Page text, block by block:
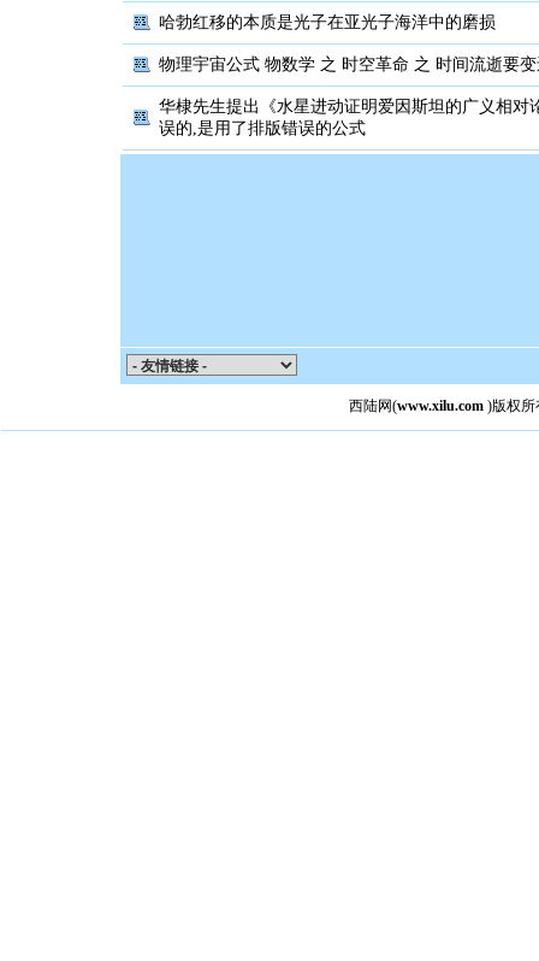
哈勃红移的本质是光子在亚光子海洋中的磨损
物理宇宙公式 物数学 之 时空革命 之 时间流逝要
华棣先生提出《水星进动证明爱因斯坦的广义相对
误的,是用了排版错误的公式
西陆网(www.xilu.com )版权